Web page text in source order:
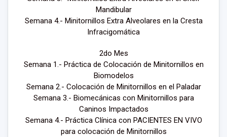
Mandibular
Semana 4.- Minitornillos Extra Alveolares en la Cresta
Infracigomática
2do Mes
Semana 1.- Práctica de Colocación de Minitornillos en
Biomodelos
Semana 2.- Colocación de Minitornillos en el Paladar
Semana 3.- Biomecánicas con Minitornillos para
Caninos Impactados
Semana 4.- Práctica Clínica con PACIENTES EN VIVO
para colocación de Minitornillos